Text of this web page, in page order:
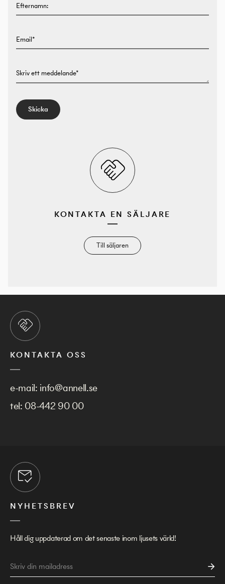
Efternamn:
Email*
Skriv ett meddelande*
Skicka
KONTAKTA EN SÄLJARE
Till säljaren
KONTAKTA OSS
e-mail: info@annell.se
tel: 08-442 90 00
NYHETSBREV
Håll dig uppdaterad om det senaste inom ljusets värld!